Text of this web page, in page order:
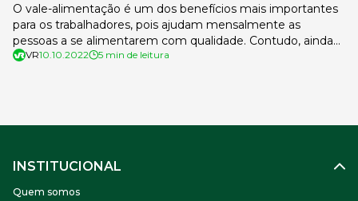
O vale-alimentação é um dos benefícios mais importantes
para os trabalhadores, pois ajudam mensalmente as
pessoas a se alimentarem com qualidade. Contudo, ainda
há certas dúvidas quanto ao uso do auxílio, a exemplo de
VR10.10.2022 5 min de leitura
INSTITUCIONAL
Quem somos